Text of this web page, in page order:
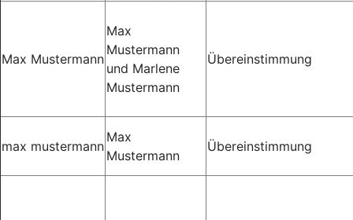
Max Mustermann
Max
Mustermann
und Marlene
Mustermann
Übereinstimmung
max mustermann
Max
Mustermann
Übereinstimmung